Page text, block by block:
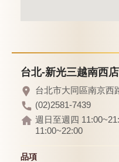
台北-新光三越南西店
台北市大同區南京西
(02)2581-7439
週日至週四
11:00~22:00
品項